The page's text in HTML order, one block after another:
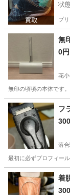
状
プ
無
0円
花
無印の頃頃の本体です
東京 東久留米市フ
落合
最初に必ずプロフィー
東京 新宿区
着